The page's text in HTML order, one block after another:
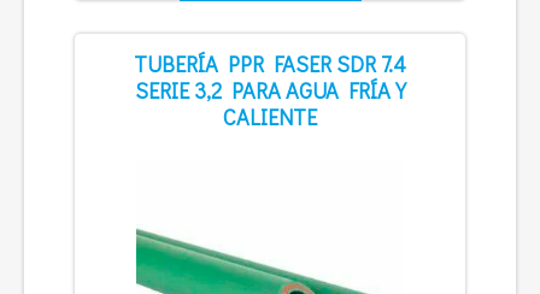
TUBERÍA PPR FASER SDR 7.4
SERIE 3,2 PARA AGUA FRÍA Y
CALIENTE